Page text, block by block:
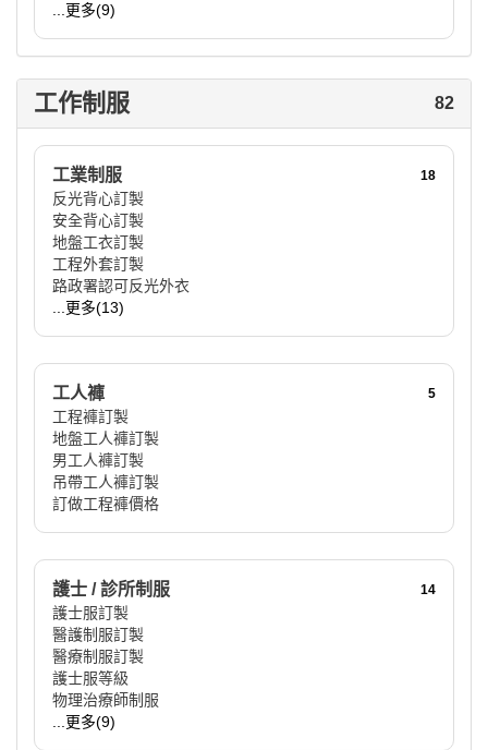
...更多(9)
工作制服 82
工業制服 18
反光背心訂製
安全背心訂製
地盤工衣訂製
工程外套訂製
路政署認可反光外衣
...更多(13)
工人褲 5
工程褲訂製
地盤工人褲訂製
男工人褲訂製
吊帶工人褲訂製
訂做工程褲價格
護士 / 診所制服 14
護士服訂製
醫護制服訂製
醫療制服訂製
護士服等級
物理治療師制服
...更多(9)